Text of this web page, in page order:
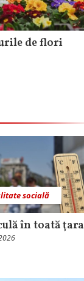
de flori
socială
în toată ţara